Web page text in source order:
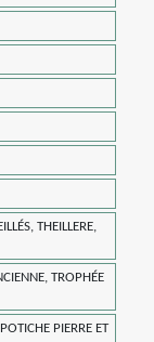
THEILLERE,
TROPHÉE
PIERRE ET